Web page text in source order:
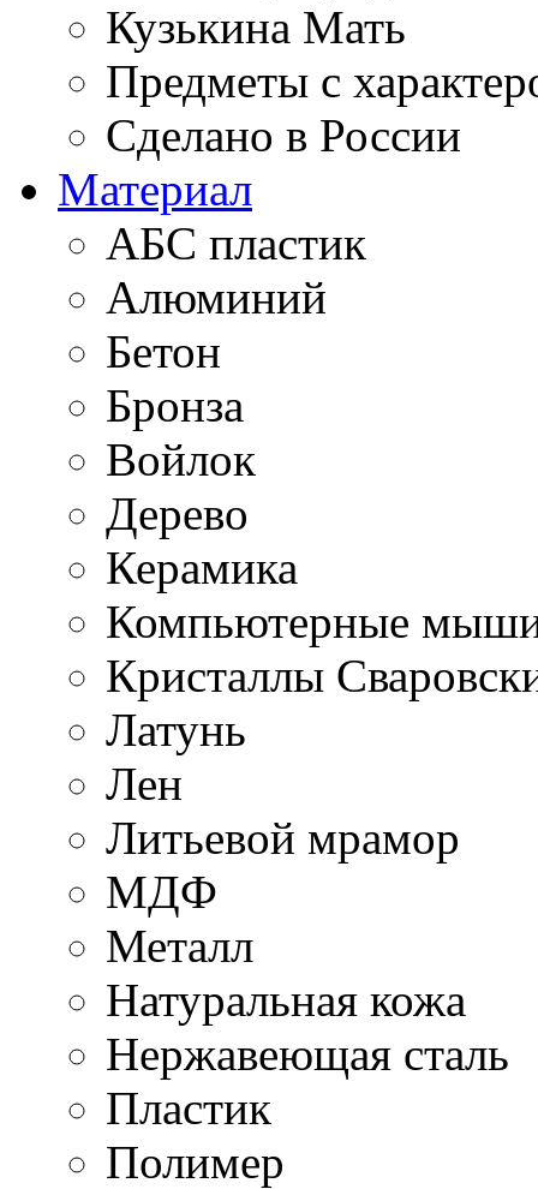
Кузькина Мать
Предметы с
Сделано в России
Материал
АБС пластик
Алюминий
Бетон
Бронза
Войлок
Дерево
Керамика
Компьютерные
Кристаллы
Латунь
Лен
Литьевой мрамор
МДФ
Металл
Натуральная кожа
Нержавеющая сталь
Пластик
Полимер